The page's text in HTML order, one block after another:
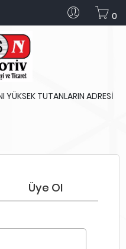
0
TUTANLARIN ADRESİ
Üye Ol